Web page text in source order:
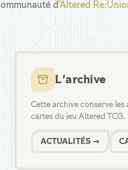
d’Altered
L'archive
Cette archive conserve les
cartes du jeu Altered TCG.
ACTUALITÉS →